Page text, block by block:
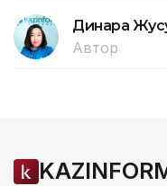
Динара
Автор